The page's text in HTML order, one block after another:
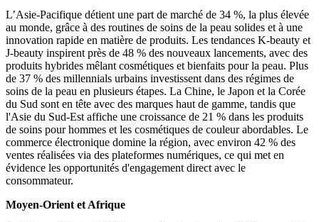
L’Asie-Pacifique détient une part de marché de 34 %, la plus élevée
au monde, grâce à des routines de soins de la peau solides et à une
innovation rapide en matière de produits. Les tendances K-beauty et
J-beauty inspirent près de 48 % des nouveaux lancements, avec des
produits hybrides mêlant cosmétiques et bienfaits pour la peau. Plus
de 37 % des millennials urbains investissent dans des régimes de
soins de la peau en plusieurs étapes. La Chine, le Japon et la Corée
du Sud sont en tête avec des marques haut de gamme, tandis que
l'Asie du Sud-Est affiche une croissance de 21 % dans les produits
de soins pour hommes et les cosmétiques de couleur abordables. Le
commerce électronique domine la région, avec environ 42 % des
ventes réalisées via des plateformes numériques, ce qui met en
évidence les opportunités d'engagement direct avec le
consommateur.
Moyen-Orient et Afrique